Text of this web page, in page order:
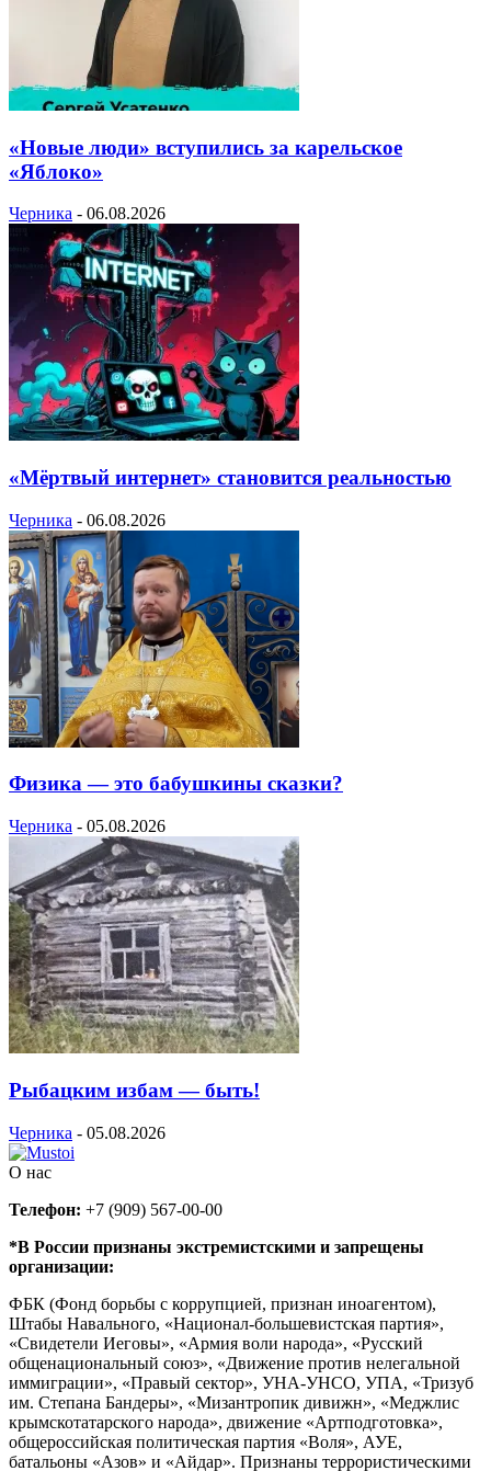
«Новые люди» вступились за карельское
«Яблоко»
Черника - 06.08.2026
«Мёртвый интернет» становится реальностью
Черника - 06.08.2026
Физика — это бабушкины сказки?
Черника - 05.08.2026
Рыбацким избам — быть!
Черника - 05.08.2026
О нас
Телефон: +7 (909) 567-00-00
*В России признаны экстремистскими и запрещены
организации:
ФБК (Фонд борьбы с коррупцией, признан иноагентом),
Штабы Навального, «Национал-большевистская партия»,
«Свидетели Иеговы», «Армия воли народа», «Русский
общенациональный союз», «Движение против нелегальной
иммиграции», «Правый сектор», УНА-УНСО, УПА, «Тризуб
им. Степана Бандеры», «Мизантропик дивижн», «Меджлис
крымскотатарского народа», движение «Артподготовка»,
общероссийская политическая партия «Воля», АУЕ,
батальоны «Азов» и «Айдар». Признаны террористическими